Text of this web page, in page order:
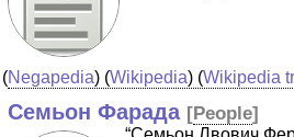
(Negapedia) (Wikipedia) (Wikipedia
Семьон Фарада [People]